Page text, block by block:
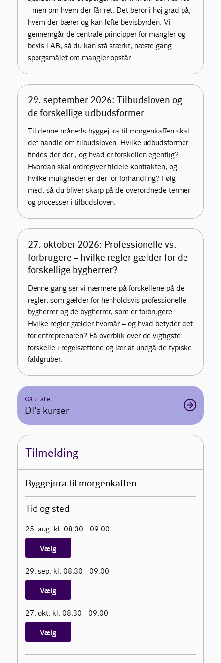
- men om hvem der får ret. Det beror i høj grad på,
hvem der bærer og kan løfte bevisbyrden. Vi
gennemgår de centrale principper for mangler og
bevis i AB, så du kan stå stærkt, næste gang
spørgsmålet om mangler opstår.
29. september 2026: Tilbudsloven og
de forskellige udbudsformer
Til denne måneds byggejura til morgenkaffen skal
det handle om tilbudsloven. Hvilke udbudsformer
findes der deri, og hvad er forskellen egentlig?
Hvordan skal ordregiver tildele kontrakten, og
hvilke muligheder er der for forhandling? Følg
med, så du bliver skarp på de overordnede termer
og processer i tilbudsloven.
27. oktober 2026: Professionelle vs.
forbrugere – hvilke regler gælder for de
forskellige bygherrer?
Denne gang ser vi nærmere på forskellene på de
regler, som gælder for henholdsvis professionelle
bygherrer og de bygherrer, som er forbrugere.
Hvilke regler gælder hvornår – og hvad betyder det
for entreprenøren? Få overblik over de vigtigste
forskelle i regelsættene og lær at undgå de typiske
faldgruber.
Gå til alle
DI's kurser
Tilmelding
Byggejura til morgenkaffen
Tid og sted
25. aug. kl. 08.30 - 09.00
Vælg
29. sep. kl. 08.30 - 09.00
Vælg
27. okt. kl. 08.30 - 09.00
Vælg